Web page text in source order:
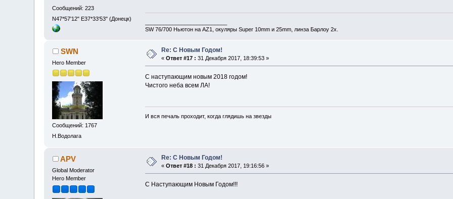
Сообщений: 223
N47*57'12" E37*33'53" (Донецк)
SW 76/700 Ньютон на AZ1, окуляры Super 10mm и 25mm, линза Барлоу 2х.
SWN
Hero Member
Сообщений: 1767
Н.Водолага
Re: С Новым Годом!
«Ответ #17 : 31 Декабря 2017, 18:39:53 »
С наступающим новым 2018 годом!
Чистого неба всем ЛА!
И вся печаль проходит, когда глядишь на звезды
APV
Global Moderator
Hero Member
Re: С Новым Годом!
«Ответ #18 : 31 Декабря 2017, 19:16:56 »
С Наступающим Новым Годом!!!